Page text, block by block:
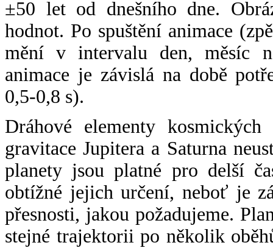
±50 let od dnešního dne.
hodnot. Po spuštění animace
mění v intervalu den, měsíc
animace je závislá na době
0,5-0,8 s).
Dráhové elementy
gravitace Jupitera a Saturna
planety jsou platné pro delší
obtížné jejich určení, neboť je
přesnosti, jakou požadujeme.
stejné trajektorii po několik